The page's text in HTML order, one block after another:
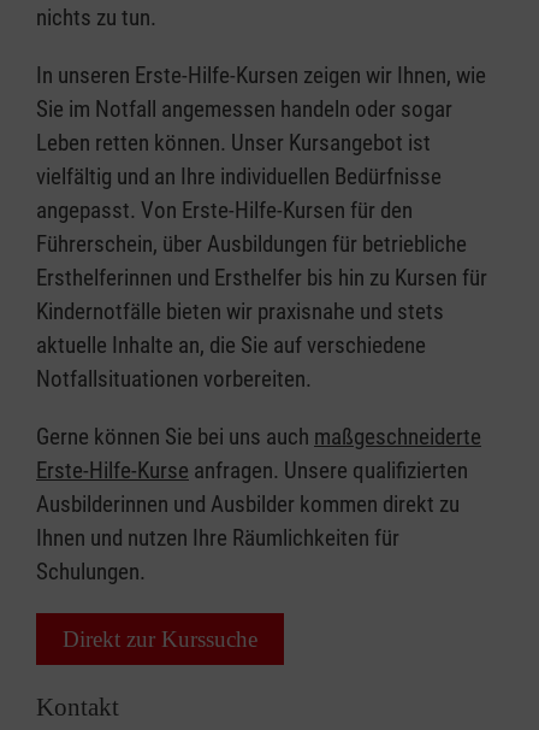
nichts zu tun.
In unseren Erste-Hilfe-Kursen zeigen wir Ihnen, wie
Sie im Notfall angemessen handeln oder sogar
Leben retten können. Unser Kursangebot ist
vielfältig und an Ihre individuellen Bedürfnisse
angepasst. Von Erste-Hilfe-Kursen für den
Führerschein, über Ausbildungen für betriebliche
Ersthelferinnen und Ersthelfer bis hin zu Kursen für
Kindernotfälle bieten wir praxisnahe und stets
aktuelle Inhalte an, die Sie auf verschiedene
Notfallsituationen vorbereiten.
Gerne können Sie bei uns auch maßgeschneiderte
Erste-Hilfe-Kurse anfragen. Unsere qualifizierten
Ausbilderinnen und Ausbilder kommen direkt zu
Ihnen und nutzen Ihre Räumlichkeiten für
Schulungen.
Direkt zur Kurssuche
Kontakt